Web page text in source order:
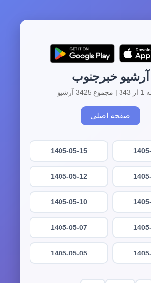
آرشیو خبرجنوب
آرشیو
صفحه اصلی
1405-05-15
1405-05-12
1405-05-10
1405-05-07
1405-05-05